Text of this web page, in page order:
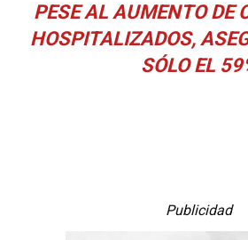
PESE AL AUMENTO DE
HOSPITALIZADOS,
SÓLO EL
Publicidad